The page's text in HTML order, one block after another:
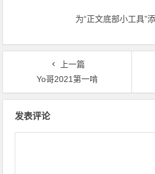
为“正文底部小工具”
上一篇
Yo哥2021第一啃
发表评论